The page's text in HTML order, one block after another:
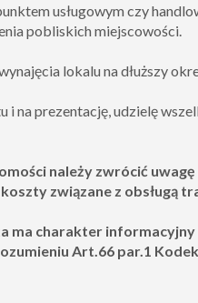
usługowym czy
pobliskich miejscowości.
lokalu na dłuższy
i na prezentację, udzielę
należy zwrócić
związane z obsługą
ma charakter informacyjny
Art.66 par.1